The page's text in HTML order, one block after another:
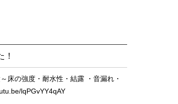
！
床の強度・耐水性・結露 ・音漏れ・
lqPGvYY4qAY